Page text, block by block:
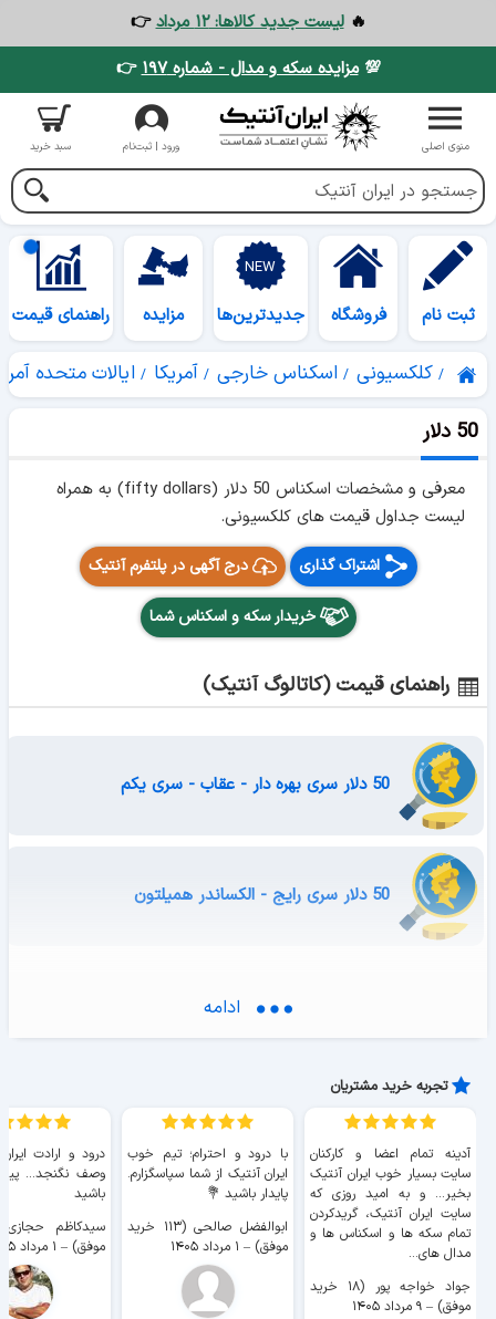
🔥لیست جدید کالاها: ۱۲ مرداد
👉
💯مزایده سکه و مدال - شماره ۱۹۷ 👉
منوی اصلی ورود | ثبت‌نام سبد خرید
ثبت نام فروشگاه جدیدترین‌ها مزایده راهنمای قیمت
کلکسیونی اسکناس خارجی آمریکا ایالات متحده
50 دلار
معرفی و مشخصات اسکناس 50 دلار (fifty dollars) به همراه
لیست جداول قیمت های کلکسیونی.
اشتراک گذاری درج آگهی در پلتفرم آنتیک
خریدار سکه و اسکناس شما
راهنمای قیمت (کاتالوگ آنتیک)
50 دلار سری بهره دار - عقاب - سری یکم
50 دلار سری رایج - الکساندر همیلتون
50 دلار سری رایج خزانه داری با بهره مرکب - همیلتون
50 دلار سری بهره دار - عقاب - سری دوم
ادامه
تجربه خرید مشتریان
آدینه تمام اعضا و کارکنان
سایت بسیار خوب ايران آنتیک
بخیر... و به امید روزی که
سایت ايران آنتیک، گریدکردن
تمام سکه ها و اسکناس ها و
مدال های...
جواد خواجه پور (۱۸ خرید
موفق) – ۹ مرداد ۱۴۰۵
با درود و احترام؛ تیم خوب
ایران آنتیک از شما سپاسگزارم.
پایدار باشید 💐
ابوالفضل صالحی (۱۱۳ خرید
موفق) – ۱ مرداد ۱۴۰۵
درود و ارادت
وصف نگنجد...
باشید
موفق) – ۱ مرداد ۱۴۰۵